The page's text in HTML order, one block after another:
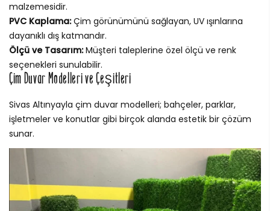
malzemesidir.
PVC Kaplama:Çim görünümünü sağlayan, UV ışınlarına
dayanıklı dış katmandır.
Ölçü ve Tasarım:Müşteri taleplerine özel ölçü ve renk
seçenekleri sunulabilir.
Çim Duvar Modelleri ve Çeşitleri
Sivas Altınyayla çim duvar modelleri; bahçeler, parklar,
işletmeler ve konutlar gibi birçok alanda estetik bir çözüm
sunar.